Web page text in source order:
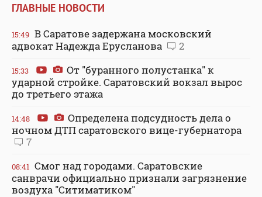
ГЛАВНЫЕ НОВОСТИ
15:49 В Саратове задержана московский
адвокат Надежда Ерусланова
2
15:33
От "буранного полустанка" к
ударной стройке. Саратовский вокзал вырос
до третьего этажа
14:48
Определена подсудность дела о
ночном ДТП саратовского вице-губернатора
7
08:41 Смог над городами. Саратовские
санврачи официально признали загрязнение
воздуха "Ситиматиком"